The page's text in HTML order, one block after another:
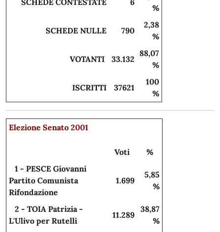
SCHEDE CONTESTATE 6
%
SCHEDE NULLE 790
2,38
%
VOTANTI 33.132
88,07
%
ISCRITTI 37621
100
%
Elezione Senato 2001
Voti
%
1 - PESCE Giovanni
Partito Comunista
Rifondazione
1.699
5,85
%
2 - TOIA Patrizia -
L'Ulivo per Rutelli
11.289
38,87
%